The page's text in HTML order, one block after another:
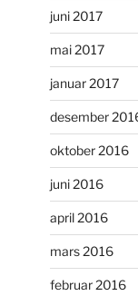
juni 2017
mai 2017
januar 2017
desember
oktober 2016
juni 2016
april 2016
mars 2016
februar 2016